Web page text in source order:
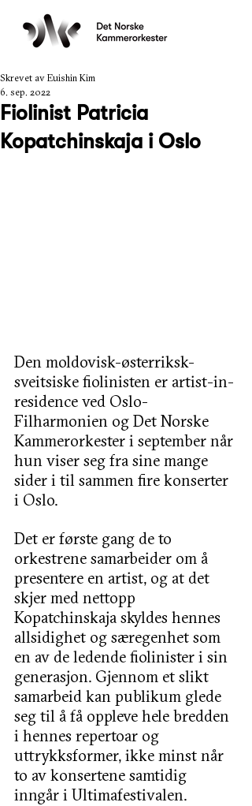
Fiolinist Patricia
Kopatchinskaja i Oslo
Skrevet av Euishin Kim
6. sep. 2022
Den moldovisk-østerriksk-
sveitsiske fiolinisten er artist-in-
residence ved Oslo-
Filharmonien og Det Norske
Kammerorkester i september når
hun viser seg fra sine mange
sider i til sammen fire konserter
i Oslo.
Det er første gang de to
orkestrene samarbeider om å
presentere en artist, og at det
skjer med nettopp
Kopatchinskaja skyldes hennes
allsidighet og særegenhet som
en av de ledende fiolinister i sin
generasjon. Gjennom et slikt
samarbeid kan publikum glede
seg til å få oppleve hele bredden
i hennes repertoar og
uttrykksformer, ikke minst når
to av konsertene samtidig
inngår i Ultimafestivalen.